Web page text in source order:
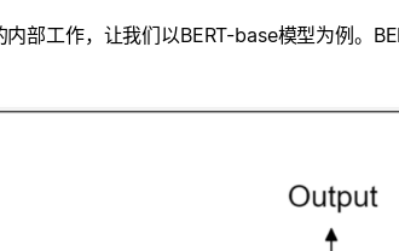
部工作，让我们以BERT-base模型为例。